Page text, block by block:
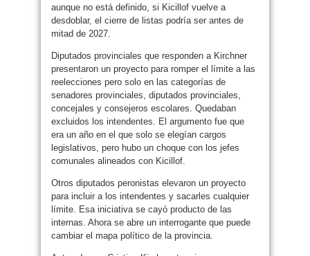
aunque no está definido, si Kicillof vuelve a
desdoblar, el cierre de listas podría ser antes de
mitad de 2027.
Diputados provinciales que responden a Kirchner
presentaron un proyecto para romper el límite a las
reelecciones pero solo en las categorías de
senadores provinciales, diputados provinciales,
concejales y consejeros escolares. Quedaban
excluidos los intendentes. El argumento fue que
era un año en el que solo se elegían cargos
legislativos, pero hubo un choque con los jefes
comunales alineados con Kicillof.
Otros diputados peronistas elevaron un proyecto
para incluir a los intendentes y sacarles cualquier
límite. Esa iniciativa se cayó producto de las
internas. Ahora se abre un interrogante que puede
cambiar el mapa político de la provincia.